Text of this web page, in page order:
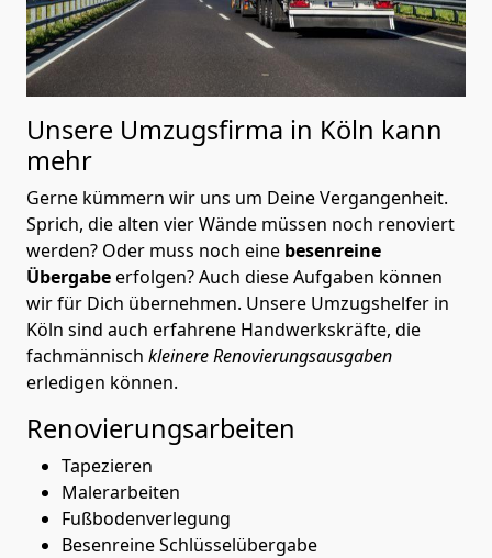
Unsere Umzugsfirma in Köln kann
mehr
Gerne kümmern wir uns um Deine Vergangenheit.
Sprich, die alten vier Wände müssen noch renoviert
werden? Oder muss noch eine besenreine
Übergabeerfolgen? Auch diese Aufgaben können
wir für Dich übernehmen. Unsere Umzugshelfer in
Köln sind auch erfahrene Handwerkskräfte, die
fachmännisch kleinere Renovierungsausgaben
erledigen können.
Renovierungsarbeiten
Tapezieren
Malerarbeiten
Fußbodenverlegung
Besenreine Schlüsselübergabe